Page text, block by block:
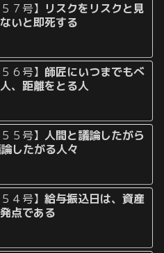
７号】 リスクをリスクと見
いと即死する
６号】 師匠にいつまでもべ
、距離をとる人
５号】人間と議論したがら
したがる人々
４号】給与振込日は、資産
点である